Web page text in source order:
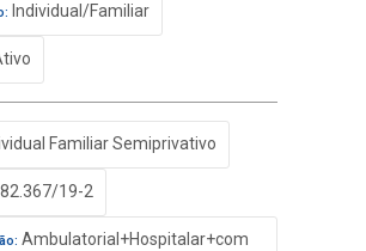
Individual/Familiar
Familiar Semiprivativo
19-2
Ambulatorial+Hospitalar+com